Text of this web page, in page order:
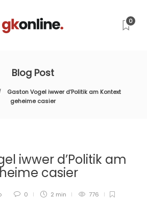
0
Blog Post
Gaston Vogel iwwer d’Politik am Kontext
geheime casier
iwwer d’Politik am
casier
0 2 min 776